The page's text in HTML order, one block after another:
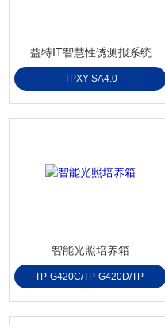
益特IT智慧性诱测报系统
TPXY-SA4.0
智能光照培养箱
TP-G420C/TP-G420D/TP-
G1000C/TP-G1000D